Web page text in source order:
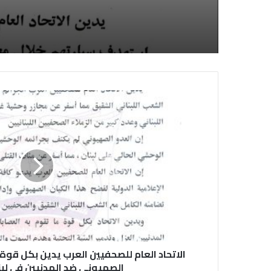
الاتحاد العام للصحفيين العرب يدين بكل